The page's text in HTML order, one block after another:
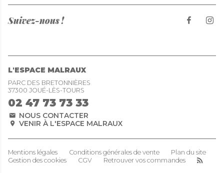
Suivez-nous !
L'ESPACE MALRAUX
PARC DES BRETONNIÈRES
37300 JOUÉ-LÈS-TOURS
02 47 73 73 33
NOUS CONTACTER
VENIR À L'ESPACE MALRAUX
Mentions légales Conditions générales de vente
Plan du site
Gestion des cookies
CGV Retrouver vos commandes